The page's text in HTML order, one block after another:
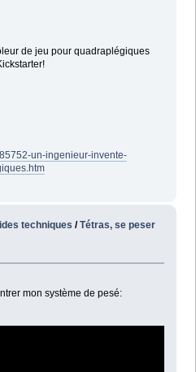
de jeu pour quadraplégiques
un-ingenieur-invente-
techniques /Tétras, se peser
mon système de pesé: